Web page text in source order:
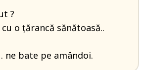
?
o țărancă sănătoasă..
ne bate pe amândoi.